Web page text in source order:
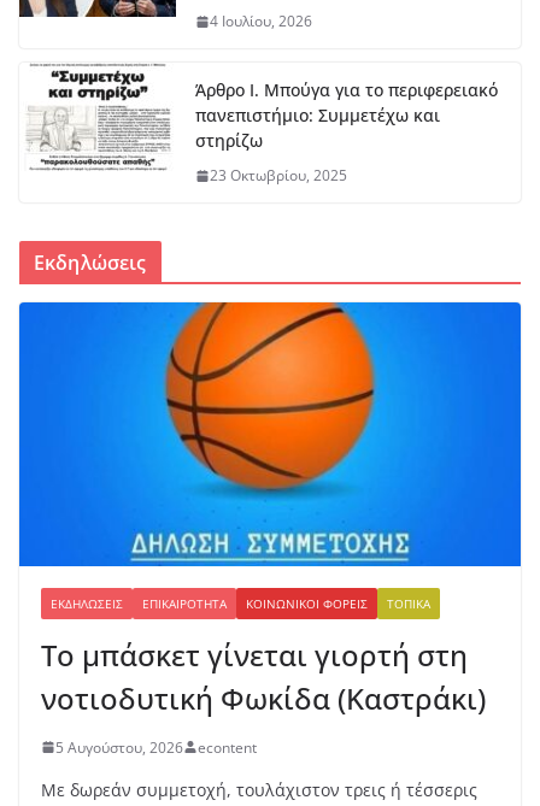
4 Ιουλίου, 2026
Άρθρο Ι. Μπούγα για το περιφερειακό
πανεπιστήμιο: Συμμετέχω και
στηρίζω
23 Οκτωβρίου, 2025
Εκδηλώσεις
ΕΚΔΗΛΏΣΕΙΣ ΕΠΙΚΑΙΡΌΤΗΤΑ ΚΟΙΝΩΝΙΚΟΊ ΦΟΡΕΊΣ ΤΟΠΙΚΆ
Το μπάσκετ γίνεται γιορτή στη
νοτιοδυτική Φωκίδα (Καστράκι)
5 Αυγούστου, 2026 econtent
Με δωρεάν συμμετοχή, τουλάχιστον τρεις ή τέσσερις